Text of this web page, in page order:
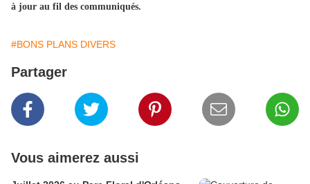
à jour au fil des communiqués.
#BONS PLANS DIVERS
Partager
Vous aimerez aussi